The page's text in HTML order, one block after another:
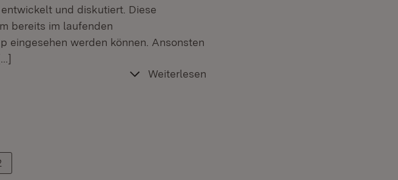
und diskutiert. Diese
bereits im laufenden
eingesehen werden können. Ansonsten
Weiterlesen